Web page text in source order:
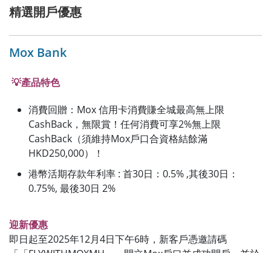
精選開戶優惠
Mox Bank
💡產品特色
消費回贈： Mox 信用卡消費賺全城最高無上限
CashBack，無限賞！任何消費可享2%無上限
CashBack（須維持Mox戶口合資格結餘滿
HKD250,000）！
港幣活期存款年利率 : 首30日：0.5% ,其後30日：
0.75%, 最後30日 2%
迎新優惠
即日起至2025年12月4日下午6時，新客戶憑邀請碼